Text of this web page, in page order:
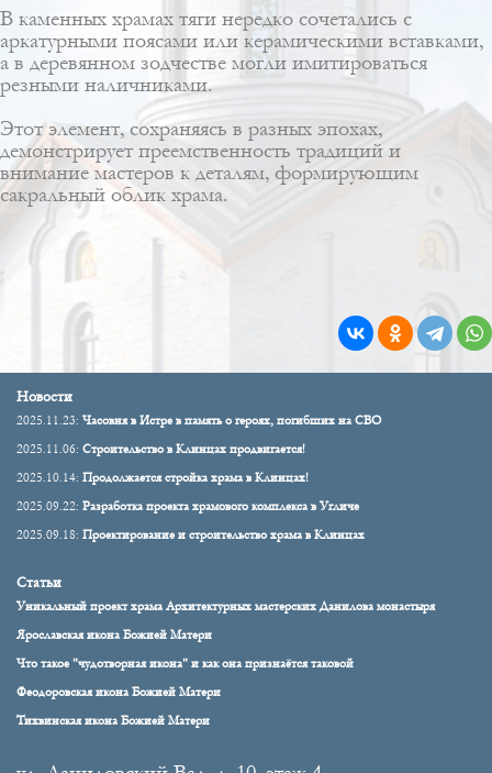
В каменных храмах тяги нередко сочетались с
аркатурными поясами или керамическими вставками,
а в деревянном зодчестве могли имитироваться
резными наличниками.
Этот элемент, сохраняясь в разных эпохах,
демонстрирует преемственность традиций и
внимание мастеров к деталям, формирующим
сакральный облик храма.
Новости
2025.11.23: Часовня в Истре в память о героях, погибших на СВО
2025.11.06: Строительство в Клинцах продвигается!
2025.10.14: Продолжается стройка храма в Клинцах!
2025.09.22: Разработка проекта храмового комплекса в Угличе
2025.09.18: Проектирование и строительство храма в Клинцах
Статьи
Уникальный проект храма Архитектурных мастерских Данилова монастыря
Ярославская икона Божией Матери
Что такое "чудотворная икона" и как она признаётся таковой
Феодоровская икона Божией Матери
Тихвинская икона Божией Матери